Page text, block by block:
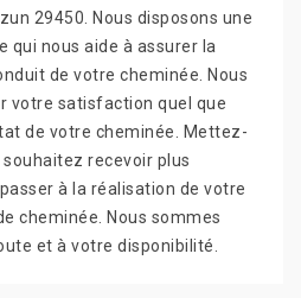
29450. Nous disposons une
qui nous aide à assurer la
de votre cheminée. Nous
votre satisfaction quel que
de votre cheminée. Mettez-
recevoir plus
à la réalisation de votre
cheminée. Nous sommes
et à votre disponibilité.